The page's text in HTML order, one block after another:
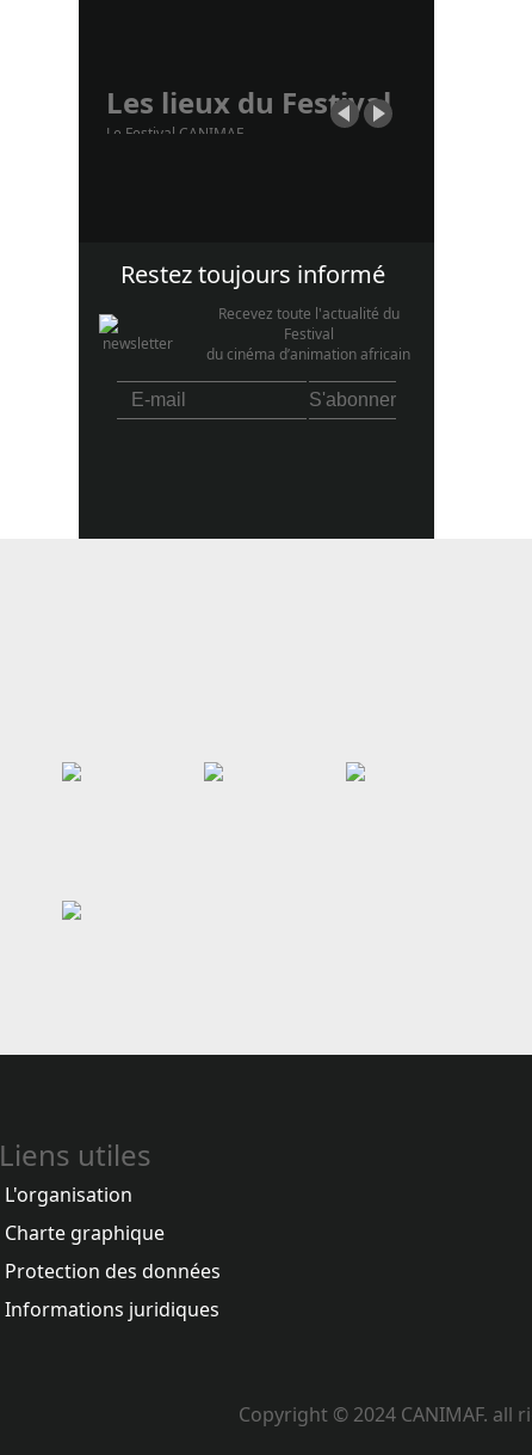
Les lieux du Festival
Le Festival CANIMAF
Restez toujours informé
Recevez toute l'actualité du
Festival
du cinéma d’animation africain
Liens utiles
L'organisation
Charte graphique
Protection des données
Informations juridiques
Copyright © 2024 CANIMAF. all